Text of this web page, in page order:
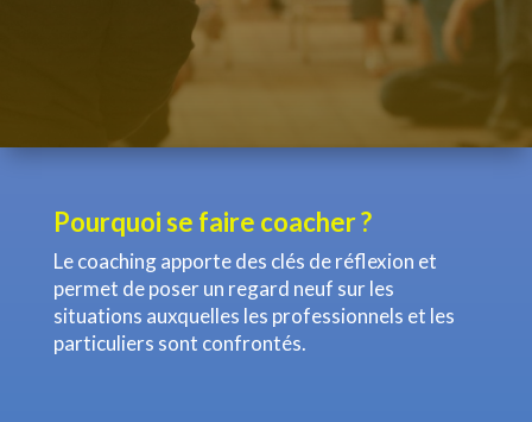
Pourquoi se faire coacher ?
Le coaching apporte des clés de réflexion et
permet de poser un regard neuf sur les
situations auxquelles les professionnels et les
particuliers sont confrontés.